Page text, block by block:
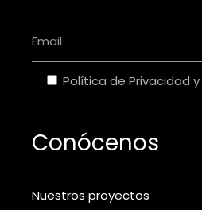
Política de Privacidad
Conócenos
Nuestros proyectos